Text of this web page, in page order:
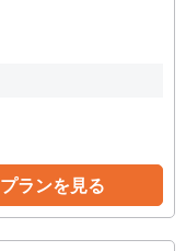
プランを見る